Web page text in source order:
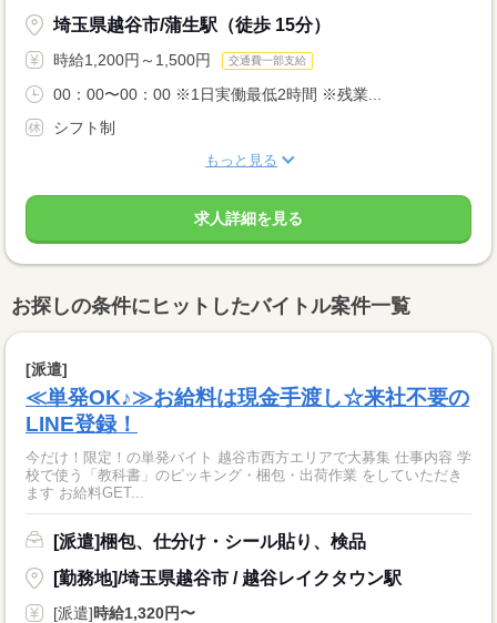
埼玉県越谷市/蒲生駅（徒歩 15分）
時給1,200円～1,500円 交通費一部支給
00：00〜00：00 ※1日実働最低2時間 ※残業...
シフト制
もっと見る
求人詳細を見る
お探しの条件にヒットしたバイトル案件一覧
[派遣]
≪単発OK♪≫お給料は現金手渡し☆来社不要の
LINE登録！
今だけ！限定！の単発バイト 越谷市西方エリアで大募集 仕事内容 学
校で使う「教科書」のピッキング・梱包・出荷作業 をしていただき
ます お給料GET...
[派遣]梱包、仕分け・シール貼り、検品
[勤務地]/埼玉県越谷市 / 越谷レイクタウン駅
[派遣]時給1,320円〜